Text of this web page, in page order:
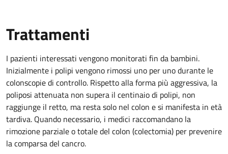
Trattamenti
I pazienti interessati vengono monitorati fin da bambini.
Inizialmente i polipi vengono rimossi uno per uno durante le
colonscopie di controllo. Rispetto alla forma più aggressiva, la
poliposi attenuata non supera il centinaio di polipi, non
raggiunge il retto, ma resta solo nel colon e si manifesta in età
tardiva. Quando necessario, i medici raccomandano la
rimozione parziale o totale del colon (colectomia) per prevenire
la comparsa del cancro.